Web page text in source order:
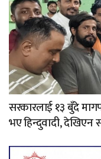
सरकारलाई १३ बुँदे
भए हिन्दुवादी, देखिएन